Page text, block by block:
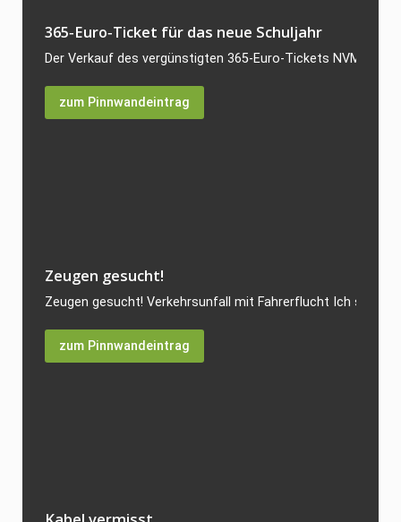
365‑Euro‑Ticket für das neue Schuljahr
Der Verkauf des vergünstigten 365‑Euro‑Tickets NVM für
zum Pinnwandeintrag
Zeugen gesucht!
Zeugen gesucht! Verkehrsunfall mit Fahrerflucht Ich suche
zum Pinnwandeintrag